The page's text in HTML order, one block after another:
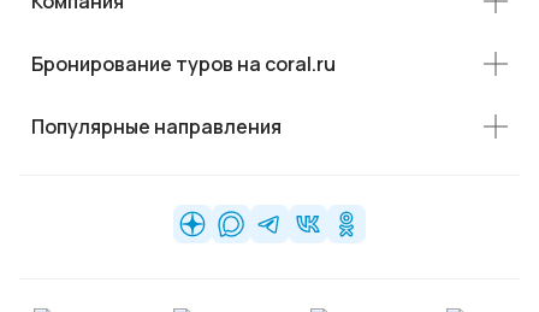
Бронирование туров на coral.ru
Популярные направления